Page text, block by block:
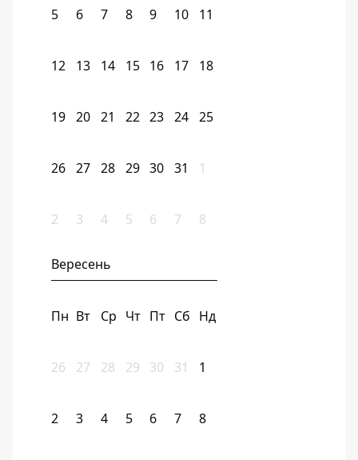
5 6 7 8 9 10 11
12 13 14 15 16 17 18
19 20 21 22 23 24 25
26 27 28 29 30 31 1
2 3 4 5 6 7 8
Вересень
Пн Вт Ср Чт Пт Сб Нд
26 27 28 29 30 31 1
2 3 4 5 6 7 8